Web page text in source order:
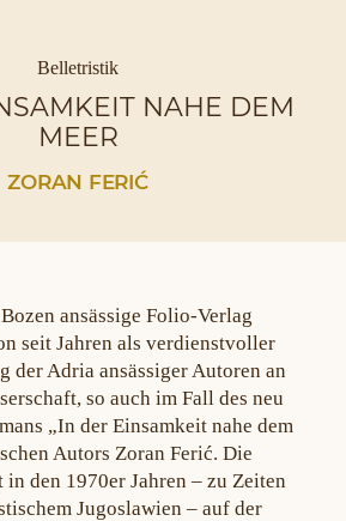
Kategorien
Belletristik
NAHE DEM
MEER
ZORAN FERIĆ
ansässige Folio-Verlag
seit Jahren als verdienstvoller
der Adria ansässiger Autoren an
so auch im Fall des neu
„In der Einsamkeit nahe dem
Autors Zoran Ferić. Die
den 1970er Jahren – zu Zeiten
Jugoslawien – auf der